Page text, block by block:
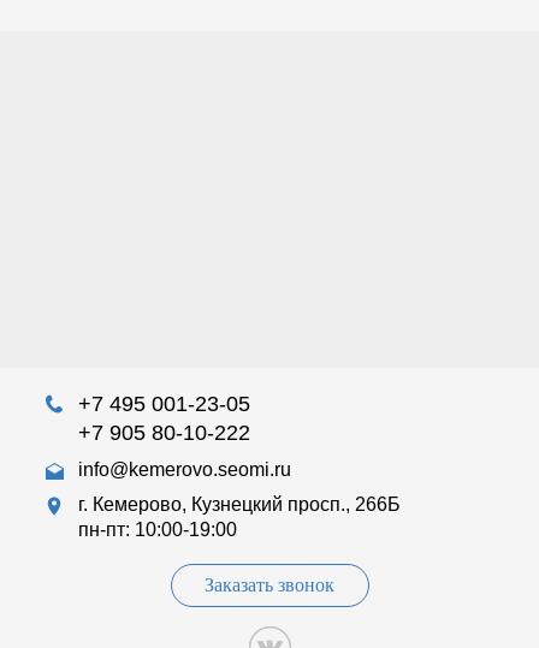
+7 495 001-23-05
+7 905 80-10-222
info@kemerovo.seomi.ru
г. Кемерово, Кузнецкий просп., 266Б
пн-пт: 10:00-19:00
Заказать звонок